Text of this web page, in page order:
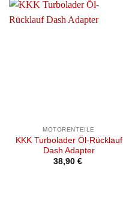
MOTORENTEILE
KKK Turbolader Öl-Rücklauf
Dash Adapter
38,90 €